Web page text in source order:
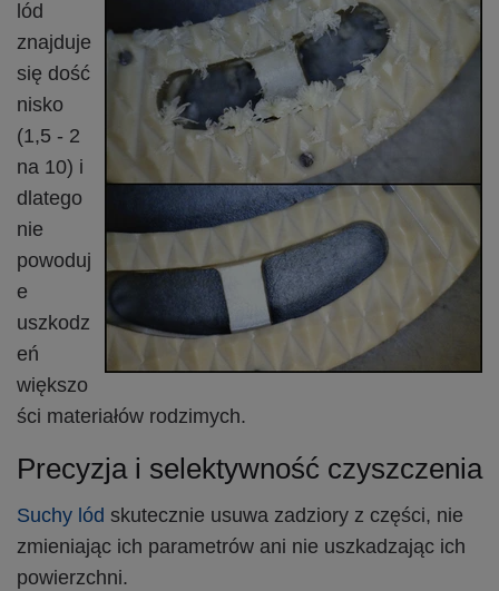
lód
znajduje
się dość
nisko
(1,5 - 2
na 10) i
dlatego
nie
powoduj
e
uszkodz
eń
większo
ści materiałów rodzimych.
Precyzja i selektywność czyszczenia
Suchy lód skutecznie usuwa zadziory z części, nie
zmieniając ich parametrów ani nie uszkadzając ich
powierzchni.